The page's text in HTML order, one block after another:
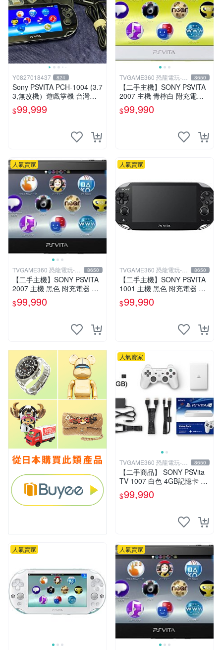
Y0827018437 824
Sony PSVITA PCH-1004 (3.7
3,無改機）遊戲掌機 台灣公
司貨
$99,999
TVGAME360 恐龍電玩-台
中店
8650
【二手主機】SONY PSVITA
2007 主機 青檸白 附充電器
USB傳輸線 PS VITA PSV 台
中恐龍電玩
$99,990
人氣賣家
TVGAME360 恐龍電玩-台
中店
8650
【二手主機】SONY PSVITA
2007 主機 黑色 附充電器 US
B傳輸線 PS VITA PSV【台中
恐龍電玩】
$99,990
人氣賣家
TVGAME360 恐龍電玩-台
中店
8650
【二手主機】SONY PSVITA
1001 主機 黑色 附充電器 US
B傳輸線 PS VITA PSV【台中
恐龍電玩】
$99,990
人氣賣家
TVGAME360 恐龍電玩-台
中店
8650
【二手商品】 SONY PSVita
TV 1007 白色 4GB記憶卡 PS
3手把(白) 書盒完整 【台中恐
龍電玩】
$99,990
人氣賣家 人氣賣家